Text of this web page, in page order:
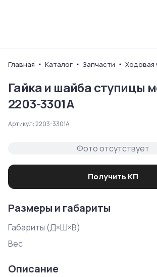
Главная Каталог Запчасти Ходовая
Гайка и шайба ступицы
2203-3301A
Артикул:2203-3301A
Фото отсутствует
Получить КП
Размеры и габариты
Габариты (Д×Ш×В)
Вес
Описание